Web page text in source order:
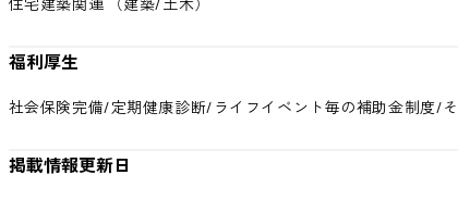
住宅建築関連 （建築/土木）
福利厚生
社会保険完備/定期健康診断/ライフイベント毎の補助金制度/
掲載情報更新日